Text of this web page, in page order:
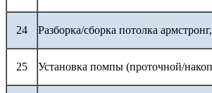
24 Разборка/сборка потолка
25 Установка помпы (проточной/